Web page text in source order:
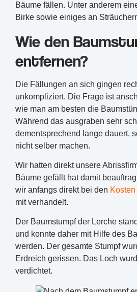
Bäume fällen. Unter anderem
Birke sowie einiges an
Wie den
entfernen?
Die Fällungen an sich gingen
unkompliziert. Die Frage ist
wie man am besten die
Während das ausgraben sehr
dementsprechend lange dauert,
nicht selber machen.
Wir hatten direkt unsere
Bäume gefällt hat damit
wir anfangs direkt bei den
mit verhandelt.
Der Baumstumpf der Lerche
und konnte daher mit Hilfe des
werden. Der gesamte Stumpf
Erdreich gerissen. Das Loch
verdichtet.